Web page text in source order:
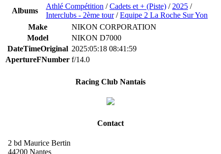
Albums
Athlé Compétition /Cadets et + (Piste) / 2025 /
Interclubs - 2ème tour/Equipe 2 La Roche Sur Yon
Make
NIKON CORPORATION
Model
NIKON D7000
DateTimeOriginal 2025:05:18 08:41:59
ApertureFNumber f/14.0
Racing Club Nantais
Contact
2 bd Maurice Bertin
44200 Nantes